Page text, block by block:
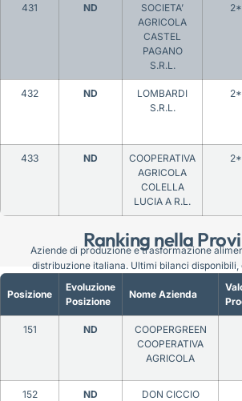
Ranking nella
431 ND
SOCIETA’
AGRICOLA
CASTEL
PAGANO
S.R.L.
2*
432 ND
LOMBARDI
S.R.L.
2*
433 ND
COOPERATIVA
AGRICOLA
COLELLA
LUCIA A R.L.
2*
Posizione
Evoluzione
Posizione
Nome Azienda
151 ND
COOPERGREEN
COOPERATIVA
AGRICOLA
152 ND
DON CICCIO
Aziende di produzione e trasformazione
distribuzione italiana. Ultimi bilanci disponibili,